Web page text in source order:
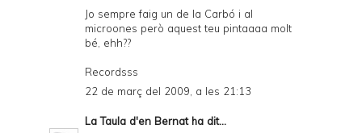
Jo sempre faig un de la Carbó i al
microones però aquest teu pintaaaa molt
bé, ehh??
Recordsss
22 de març del 2009, a les 21:13
La Taula d'en Bernatha dit...